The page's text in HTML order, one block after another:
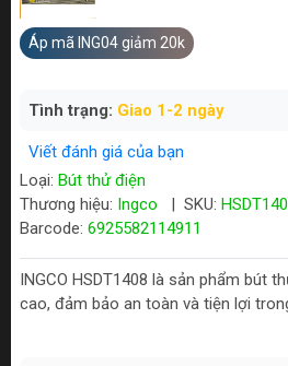
Áp mã ING04 giảm 20k
Tình trạng: Giao 1-2 ngày
Viết đánh giá của bạn
Loại: Bút thử điện
Thương hiệu: Ingco SKU:
Barcode: 6925582114911
INGCO HSDT1408 là sản phẩm bút
cao, đảm bảo an toàn và tiện lợi